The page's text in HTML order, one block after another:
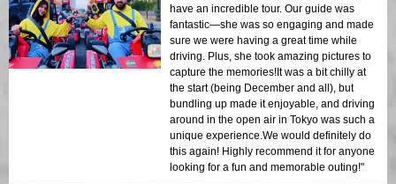
have an incredible tour. Our guide was
fantastic—she was so engaging and made
sure we were having a great time while
driving. Plus, she took amazing pictures to
capture the memories!It was a bit chilly at
the start (being December and all), but
bundling up made it enjoyable, and driving
around in the open air in Tokyo was such a
unique experience.We would definitely do
this again! Highly recommend it for anyone
looking for a fun and memorable outing!"